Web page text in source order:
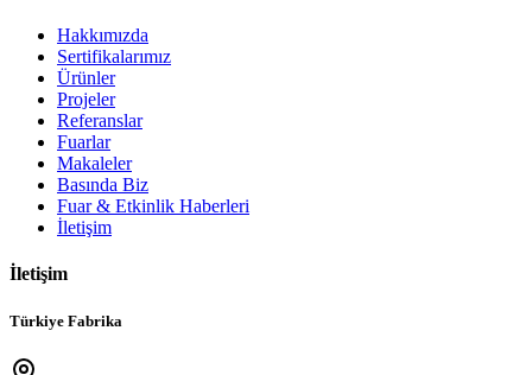
Hakkımızda
Sertifikalarımız
Ürünler
Projeler
Referanslar
Fuarlar
Makaleler
Basında Biz
Fuar & Etkinlik Haberleri
İletişim
İletişim
Türkiye Fabrika